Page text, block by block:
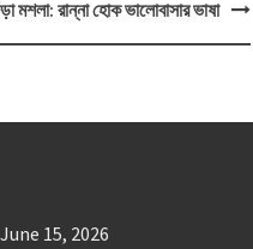
মশলা: রান্না হোক ভালোবাসার ভাষা
June 15, 2026